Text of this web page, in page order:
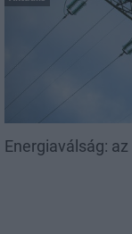
Energiaválság: